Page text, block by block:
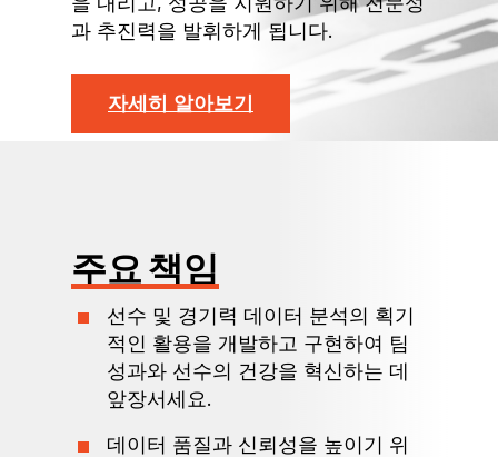
과 추진력을 발휘하게 됩니다.
자세히 알아보기
주요 책임
선수 및 경기력 데이터 분석의 획기
적인 활용을 개발하고 구현하여 팀
성과와 선수의 건강을 혁신하는 데
앞장서세요.
데이터 품질과 신뢰성을 높이기 위